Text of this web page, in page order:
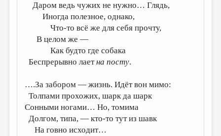
Даром ведь чужих не нужно… Глядь,
Иногда полезное, однако,
Что-то всё же для себя прочту,
В целом же —
Как будто где собака
Беспрерывно лаетна посту.
….За забором — жизнь. Идёт вон мимо:
Толпами прохожих, шарк да шарк
Сонными ногами… Но, томима
Долгом, типа, — кто-то тут из шавк
На говно исходит…